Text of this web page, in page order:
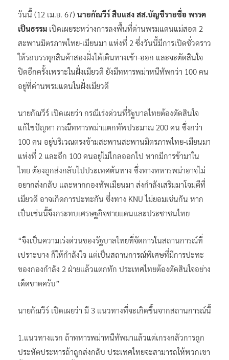
วันนี้ (12 เม.ย. 67) นายกัณวีร์ สืบแสง สส.บัญชีรายชื่อ พรรค
เป็นธรรม เปิดเผยระหว่างการลงพื้นที่ด่านพรมแดนแม่สอด 2
สะพานมิตรภาพไทย-เมียนมา แห่งที่ 2 ซึ่งวันนี้มีการเปิดชั่วคราว
ให้รถบรรทุกสินค้าสองฝั่งได้เดินทางเข้า-ออก และจะตัดสินใจ
ปิดอีกครั้งเพราะในฝั่งเมียวดี ยังมีทหารพม่าหนีทัพกว่า 100 คน
อยู่ที่ด่านพรมแดนในฝั่งเมียวดี
นายกัณวีร์ เปิดเผยว่า กรณีเร่งด่วนที่รัฐบาลไทยต้องตัดสินใจ
แก้ไขปัญหา กรณีทหารพม่าแตกทัพประมาณ 200 คน ซึ่งกว่า
100 คน อยู่บริเวณตรงข้ามสะพานสะพานมิตรภาพไทย-เมียนมา
แห่งที่ 2 และอีก 100 คนอยู่ไม่ไกลออกไป หากมีการข้ามาใน
ไทย ต้องถูกส่งกลับไปประเทศต้นทาง ซึ่งทางทหารพม่าอาจไม่
อยากส่งกลับ และหากกองทัพเมียนมา ส่งกำลังเสริมมาโจมตีที่
เมียวดี อาจเกิดการปะทะกัน ซึ่งทาง KNU ไม่ยอมเช่นกัน หาก
เป็นเช่นนี้จึงกระทบเศรษฐกิจชายแดนและประชาชนไทย
“จึงเป็นความเร่งด่วนของรัฐบาลไทยที่จัดการในสถานการณ์ที่
เปราะบาง ก็ให้กำลังใจ แต่เป็นสถานการณ์พิเศษที่มีการปะทะ
ของกองกำลัง 2 ฝ่ายแล้วแตกทัก ประเทศไทยต้องตัดสินใจอย่าง
เด็ดขาดครับ”
นายกัณวีร์ เปิดเผยว่า มี 3 แนวทางที่จะเกิดขึ้นจากสถานการณ์นี้
1.แนวทางแรก ถ้าทหารพม่าหนีทัพมาแล้วแต่เกรงกลัวการถูก
ประหัตประหารถ้าถูกส่งกลับ ประเทศไทยจะสามารถให้พวกเขา